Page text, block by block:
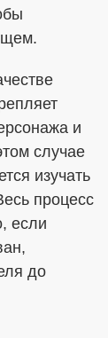
и
случае
изучать
процесс
если
до